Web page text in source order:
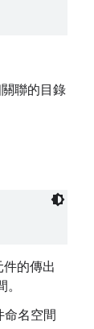
聯的目錄
的傳出
命名空間